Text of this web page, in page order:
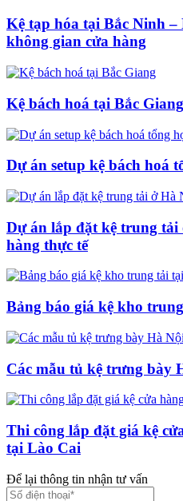
Kệ tạp hóa tại Bắc Ninh –
không gian cửa hàng
Kệ bách hoá tại Bắc Giang
Dự án setup kệ bách hoá
Dự án lắp đặt kệ trung
hàng thực tế
Bảng báo giá kệ kho
Các mẫu tủ kệ trưng bày
Thi công lắp đặt giá kệ
tại Lào Cai
Để lại thông tin nhận tư vấn